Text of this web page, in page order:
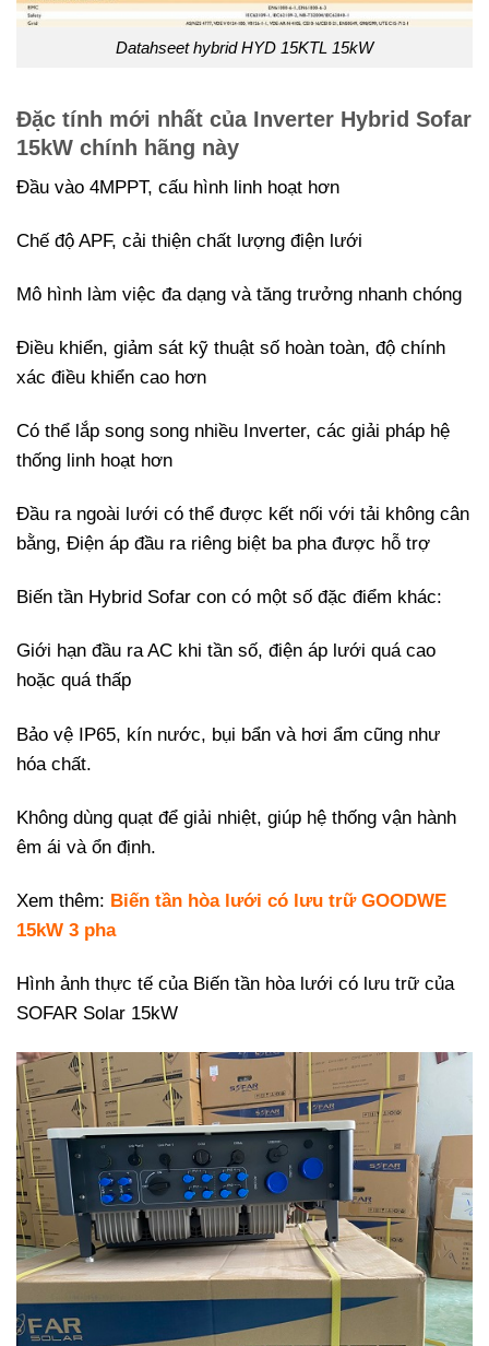
Datahseet hybrid HYD 15KTL 15kW
Đặc tính mới nhất của Inverter Hybrid Sofar
15kW chính hãng này
Đầu vào 4MPPT, cấu hình linh hoạt hơn
Chế độ APF, cải thiện chất lượng điện lưới
Mô hình làm việc đa dạng và tăng trưởng nhanh chóng
Điều khiển, giảm sát kỹ thuật số hoàn toàn, độ chính
xác điều khiển cao hơn
Có thể lắp song song nhiều Inverter, các giải pháp hệ
thống linh hoạt hơn
Đầu ra ngoài lưới có thể được kết nối với tải không cân
bằng, Điện áp đầu ra riêng biệt ba pha được hỗ trợ
Biến tần Hybrid Sofar con có một số đặc điểm khác:
Giới hạn đầu ra AC khi tần số, điện áp lưới quá cao
hoặc quá thấp
Bảo vệ IP65, kín nước, bụi bẩn và hơi ẩm cũng như
hóa chất.
Không dùng quạt để giải nhiệt, giúp hệ thống vận hành
êm ái và ổn định.
Xem thêm: Biến tần hòa lưới có lưu trữ GOODWE
15kW 3 pha
Hình ảnh thực tế của Biến tần hòa lưới có lưu trữ của
SOFAR Solar 15kW